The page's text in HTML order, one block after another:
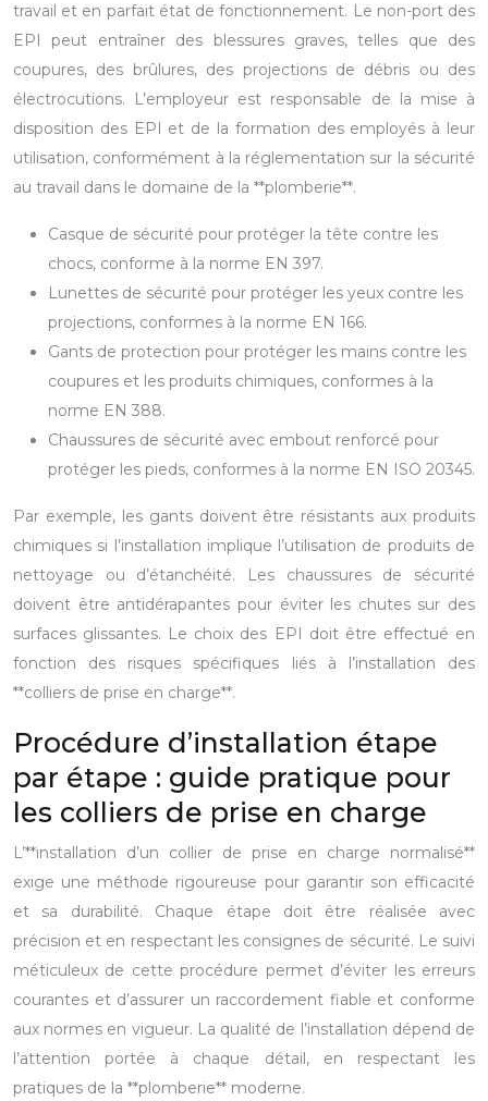
travail et en parfait état de fonctionnement. Le non-port des
EPI peut entraîner des blessures graves, telles que des
coupures, des brûlures, des projections de débris ou des
électrocutions. L’employeur est responsable de la mise à
disposition des EPI et de la formation des employés à leur
utilisation, conformément à la réglementation sur la sécurité
au travail dans le domaine de la **plomberie**.
Casque de sécurité pour protéger la tête contre les
chocs, conforme à la norme EN 397.
Lunettes de sécurité pour protéger les yeux contre les
projections, conformes à la norme EN 166.
Gants de protection pour protéger les mains contre les
coupures et les produits chimiques, conformes à la
norme EN 388.
Chaussures de sécurité avec embout renforcé pour
protéger les pieds, conformes à la norme EN ISO 20345.
Par exemple, les gants doivent être résistants aux produits
chimiques si l’installation implique l’utilisation de produits de
nettoyage ou d’étanchéité. Les chaussures de sécurité
doivent être antidérapantes pour éviter les chutes sur des
surfaces glissantes. Le choix des EPI doit être effectué en
fonction des risques spécifiques liés à l’installation des
**colliers de prise en charge**.
Procédure d’installation étape
par étape : guide pratique pour
les colliers de prise en charge
L’**installation d’un collier de prise en charge normalisé**
exige une méthode rigoureuse pour garantir son efficacité
et sa durabilité. Chaque étape doit être réalisée avec
précision et en respectant les consignes de sécurité. Le suivi
méticuleux de cette procédure permet d’éviter les erreurs
courantes et d’assurer un raccordement fiable et conforme
aux normes en vigueur. La qualité de l’installation dépend de
l’attention portée à chaque détail, en respectant les
pratiques de la **plomberie** moderne.